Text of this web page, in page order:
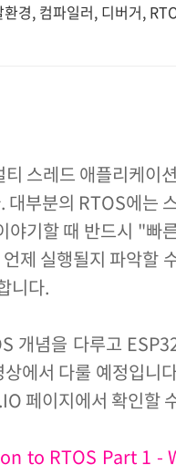
경, 컴파일러, 디버거,
스레드 애플리케이
부분의 RTOS에는
기할 때 반드시 "빠
제 실행될지 파악할
니다.
개념을 다루고
에서 다룰 예정입니
페이지에서 확인할
to RTOS Part 1 -